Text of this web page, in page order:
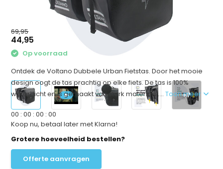
+7
69,95
44,95
Op voorraad
Ontdek de Voltano Dubbele Urban Fietstas. Door het mooie
design oogt de tas prachtig op elke fiets. De tas is 100%
waterdicht en is gemaakt van sterk materiaal....Toon meer
00 :00 :00 :00
Koop nu, betaal later met Klarna!
Grotere hoeveelheid bestellen?
Offerte aanvragen